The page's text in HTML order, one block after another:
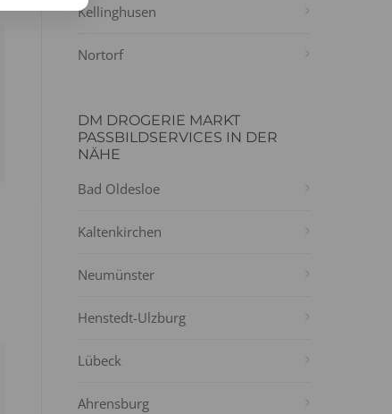
Kellinghusen
Nortorf
DM DROGERIE MARKT
PASSBILDSERVICES IN DER
NÄHE
Bad Oldesloe
Kaltenkirchen
Neumünster
Henstedt-Ulzburg
Lübeck
Ahrensburg